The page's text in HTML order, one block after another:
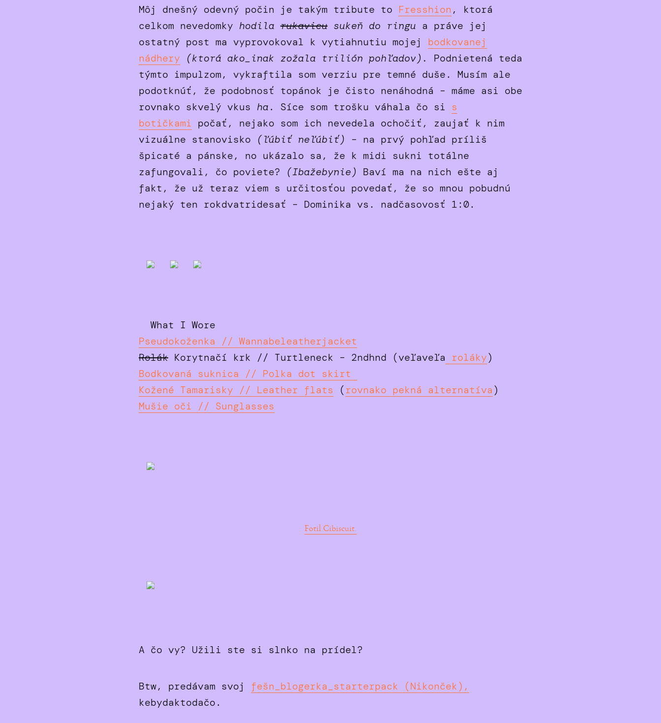
Môj dnešný odevný počin je takým tribute to Fresshion, ktorá
celkom nevedomky hodila rukavicu sukeň do ringu a práve jej
ostatný post ma vyprovokoval k vytiahnutiu mojej bodkovanej
nádhery
(ktorá ako_inak zožala trilión pohľadov). Podnietená teda
týmto impulzom, vykraftila som verziu pre temné duše. Musím ale
podotknúť, že podobnosť topánok je čisto nenáhodná – máme asi obe
rovnako skvelý vkus ha. Síce som trošku váhala čo si s
botičkami počať, nejako som ich nevedela ochočiť, zaujať k nim
vizuálne stanovisko
(ľúbiť neľúbiť) – na prvý pohľad príliš
špicaté a pánske, no ukázalo sa, že k midi sukni totálne
zafungovali, čo poviete? (Ibažebynie) Baví ma na nich ešte aj
fakt, že už teraz viem s určitosťou povedať, že so mnou pobudnú
nejaký ten rokdvatridesať – Dominika vs. nadčasovosť 1:0.
What I Wore
Pseudokoženka // Wannabeleatherjacket
Rolák Korytnačí krk // Turtleneck – 2ndhnd (veľaveľa roláky)
Bodkovaná suknica // Polka dot skirt
Kožené Tamarisky // Leather flats (rovnako pekná alternatíva)
Mušie oči // Sunglasses
Fotil Cibiscuit.
A čo vy? Užili ste si slnko na prídel?
Btw, predávam svoj fešn_blogerka_starterpack (Nikonček),
kebydaktodačo.